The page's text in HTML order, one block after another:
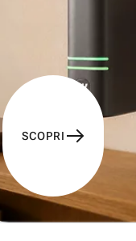
SCOPRI